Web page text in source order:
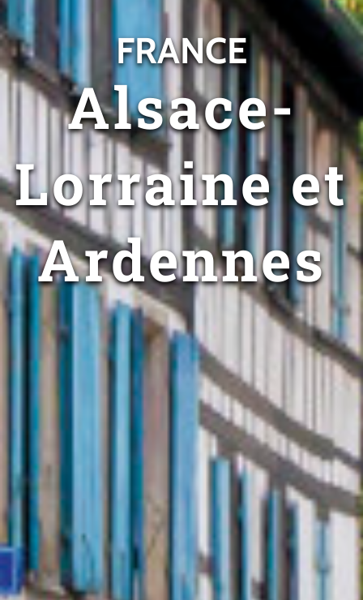
FRANCE
Alsace-
Lorraine et
Ardennes